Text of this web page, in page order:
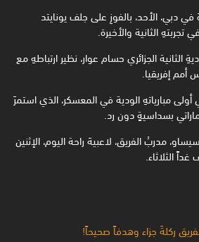
دبي، الأحد، بالفوزِ على جلف يونايتد
الثانية ‏والأخيرة.
الجزائري حسام عوار، نظير ارتباطهِ مع
‏إفريقيا.‏
مبارياتهِ الودية في المعسكر، الذي استمرَ
‏بسداسيةٍ دون رد.‏
مدربُ الفريق، لاعبيهَ راحة اليوم، الإثنين
‏الثلاثاء.‏
ركلةَ جزاء وهدفاً صحيحاً!